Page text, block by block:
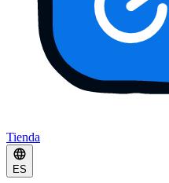
Tienda
ES